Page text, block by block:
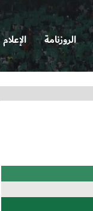
الروزنامة الإعلام